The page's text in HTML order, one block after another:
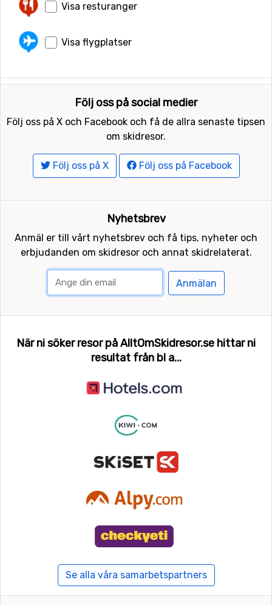
Visa resturanger
Visa flygplatser
Följ oss på social medier
Följ oss på X och Facebook och få de allra senaste tipsen
om skidresor.
Följ oss på X Följ oss på Facebook
Nyhetsbrev
Anmäl er till vårt nyhetsbrev och få tips, nyheter och
erbjudanden om skidresor och annat skidrelaterat.
Anmälan
När ni söker resor på AlltOmSkidresor.se hittar ni
resultat från bl a...
Se alla våra samarbetspartners